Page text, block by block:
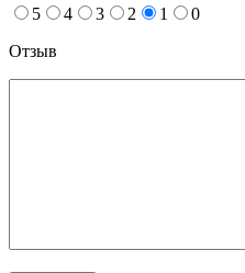
5 4 3 2 1
0
Отзыв